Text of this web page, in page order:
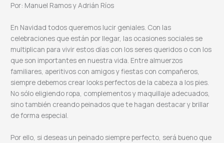
Por: Manuel Ramos y Adrián Ríos
En Navidad todos queremos lucir geniales. Con las
celebraciones que están por llegar, las ocasiones sociales se
multiplican para vivir estos días con los seres queridos o con los
que son importantes en nuestra vida. Entre almuerzos
familiares, aperitivos con amigos y fiestas con compañeros,
siempre debemos crear looks perfectos de la cabeza a los pies.
No sólo eligiendo ropa, complementos y maquillaje adecuados,
sino también creando peinados que te hagan destacar y brillar
de forma especial.
Por ello, si deseas un peinado siempre perfecto, será bueno que